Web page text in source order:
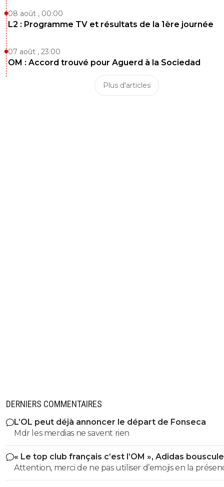
08 août , 00:00
L2 : Programme TV et résultats de la 1ère journée
07 août , 23:00
OM : Accord trouvé pour Aguerd à la Sociedad
Plus d'articles
DERNIERS COMMENTAIRES
L’OL peut déjà annoncer le départ de Fonseca
Mdr les merdias ne savent rien
« Le top club français c’est l’OM », Adidas
PSG
Attention, merci de ne pas utiliser d’emojis en la
Raymond Q qui a un traumatisme de l enfance lié à ces